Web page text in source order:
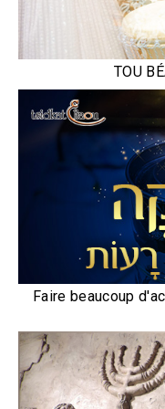
TOU
Faire beaucoup